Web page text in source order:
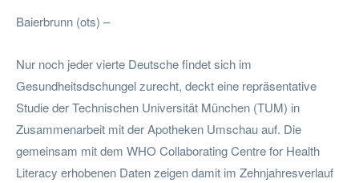
Baierbrunn (ots) –
Nur noch jeder vierte Deutsche findet sich im
Gesundheitsdschungel zurecht, deckt eine repräsentative
Studie der Technischen Universität München (TUM) in
Zusammenarbeit mit der Apotheken Umschau auf. Die
gemeinsam mit dem WHO Collaborating Centre for Health
Literacy erhobenen Daten zeigen damit im Zehnjahresverlauf